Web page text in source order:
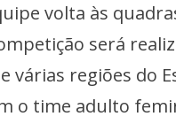
volta às
será
regiões do
o time adulto